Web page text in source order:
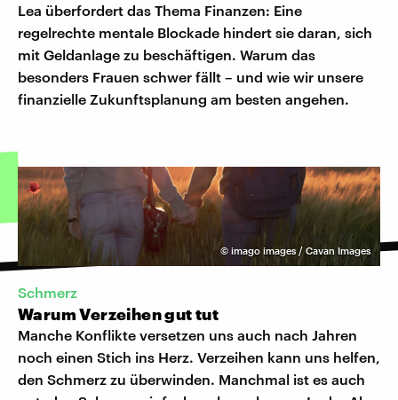
Lea überfordert das Thema Finanzen: Eine
regelrechte mentale Blockade hindert sie daran, sich
mit Geldanlage zu beschäftigen. Warum das
besonders Frauen schwer fällt – und wie wir unsere
finanzielle Zukunftsplanung am besten angehen.
© imago images / Cavan Images
Schmerz
Warum Verzeihen gut tut
Manche Konflikte versetzen uns auch nach Jahren
noch einen Stich ins Herz. Verzeihen kann uns helfen,
den Schmerz zu überwinden. Manchmal ist es auch